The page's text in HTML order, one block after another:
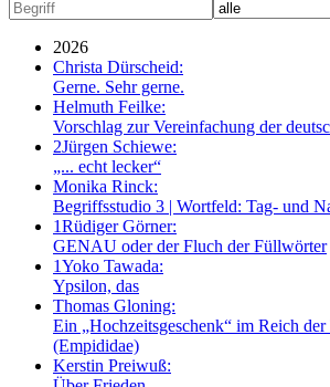
2026
Christa Dürscheid:
Gerne. Sehr gerne.
Helmuth Feilke:
Vorschlag zur Vereinfachung der
2Jürgen Schiewe:
„... echt lecker“
Monika Rinck:
Begriffsstudio 3 | Wortfeld: Tag- und
1Rüdiger Görner:
GENAU oder der Fluch der Füllwörter
1Yoko Tawada:
Ypsilon, das
Thomas Gloning:
Ein „Hochzeitsgeschenk“ im Reich
(Empididae)
Kerstin Preiwuß: